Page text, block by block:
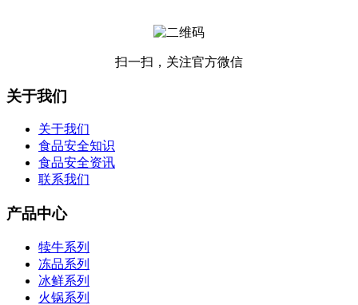
扫一扫，关注官方微信
关于我们
关于我们
食品安全知识
食品安全资讯
联系我们
产品中心
犊牛系列
冻品系列
冰鲜系列
火锅系列